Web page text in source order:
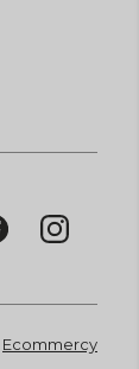
Ecommercy